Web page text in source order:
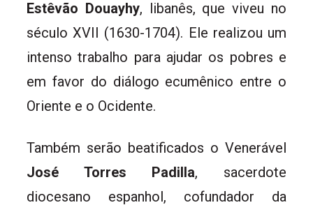
Estêvão Douayhy, libanês, que viveu no
século XVII (1630-1704). Ele realizou um
intenso trabalho para ajudar os pobres e
em favor do diálogo ecumênico entre o
Oriente e o Ocidente.
Também serão beatificados o Venerável
José Torres Padilla, sacerdote
diocesano espanhol, cofundador da